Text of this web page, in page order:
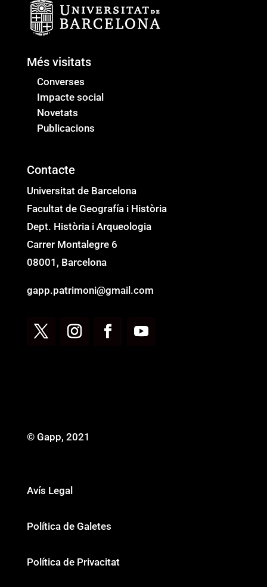
Més visitats​
Converses
Impacte social​
Novetats​
Publicacions
Contacte
Universitat de Barcelona
Facultat de Geografía i Història
Dept. Història i Arqueologia
Carrer Montalegre 6
08001, Barcelona
gapp.patrimoni@gmail.com
© Gapp, 2021
Avís Legal
Política de Galetes
Política de Privacitat